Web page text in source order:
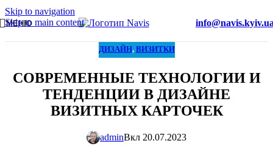
Skip to navigation
Skip to main content
МЕНЮ
ДИЗАЙН, ВИЗИТКИ
СОВРЕМЕННЫЕ ТЕХНОЛОГИИ И
ТЕНДЕНЦИИ В ДИЗАЙНЕ
ВИЗИТНЫХ КАРТОЧЕК
adminВкл 20.07.2023